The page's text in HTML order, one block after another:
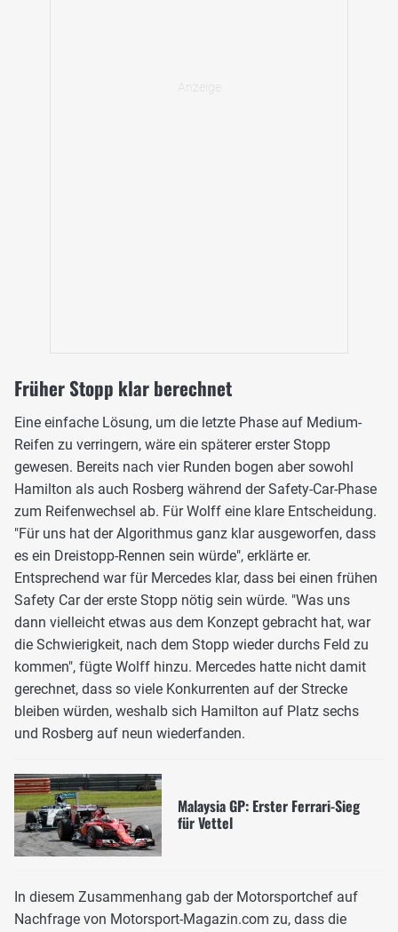
Früher Stopp klar berechnet
Eine einfache Lösung, um die letzte Phase auf Medium-
Reifen zu verringern, wäre ein späterer erster Stopp
gewesen. Bereits nach vier Runden bogen aber sowohl
Hamilton als auch Rosberg während der Safety-Car-Phase
zum Reifenwechsel ab. Für Wolff eine klare Entscheidung.
"Für uns hat der Algorithmus ganz klar ausgeworfen, dass
es ein Dreistopp-Rennen sein würde", erklärte er.
Entsprechend war für Mercedes klar, dass bei einen frühen
Safety Car der erste Stopp nötig sein würde. "Was uns
dann vielleicht etwas aus dem Konzept gebracht hat, war
die Schwierigkeit, nach dem Stopp wieder durchs Feld zu
kommen", fügte Wolff hinzu. Mercedes hatte nicht damit
gerechnet, dass so viele Konkurrenten auf der Strecke
bleiben würden, weshalb sich Hamilton auf Platz sechs
und Rosberg auf neun wiederfanden.
Malaysia GP: Erster Ferrari-Sieg
für Vettel
In diesem Zusammenhang gab der Motorsportchef auf
Nachfrage von Motorsport-Magazin.com zu, dass die